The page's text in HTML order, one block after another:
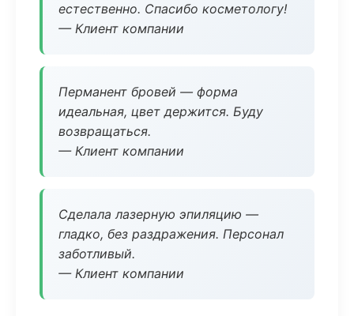
естественно. Спасибо косметологу!
— Клиент компании
Перманент бровей — форма
идеальная, цвет держится. Буду
возвращаться.
— Клиент компании
Сделала лазерную эпиляцию —
гладко, без раздражения. Персонал
заботливый.
— Клиент компании